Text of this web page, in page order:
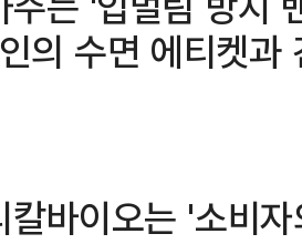
의 수면 에티켓과
칼바이오는 '소비